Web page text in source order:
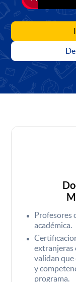
Profesores
académica.
extranjeras
validan
y
programa.